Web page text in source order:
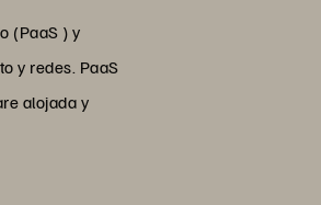
(PaaS ) y
y redes. PaaS
alojada y